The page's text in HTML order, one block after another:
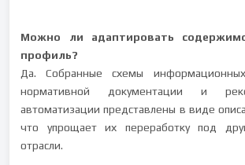
Можно ли адаптировать
профиль?
Да. Собранные схемы
нормативной документации и
автоматизации представлены в виде
что упрощает их переработку под
отрасли.